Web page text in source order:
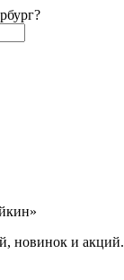
?
новинок и акций.